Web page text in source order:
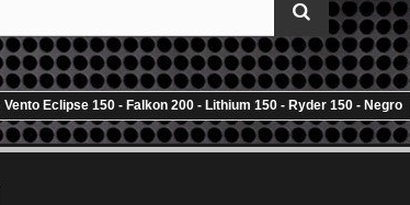
Vento Eclipse 150 - Falkon 200 - Lithium 150 - Ryder 150 - Negro